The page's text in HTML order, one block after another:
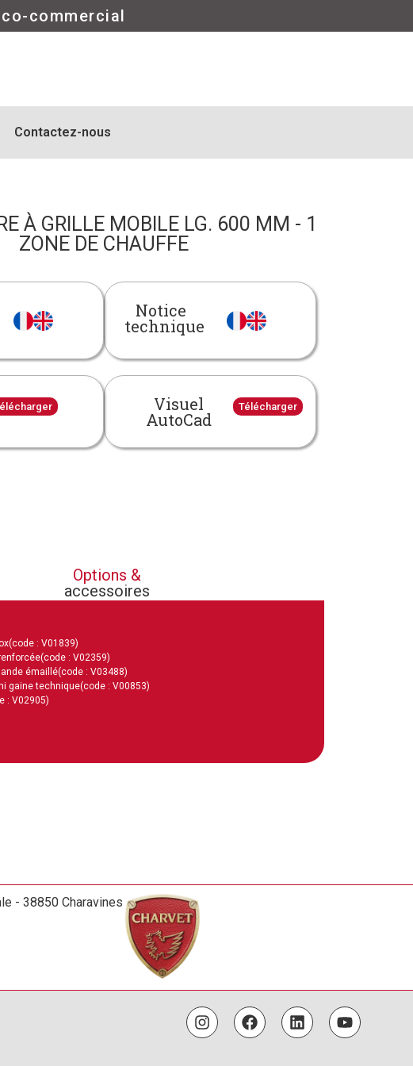
commercial
Contactez-nous
À GRILLE MOBILE LG. 600 MM - 1
ZONE DE CHAUFFE
Notice
technique
Visuel
AutoCad
Télécharger
Options &
accessoires
(code : V01839)
(code : V02359)
émaillé(code : V03488)
gaine technique(code : V00853)
: V02905)
- 38850 Charavines